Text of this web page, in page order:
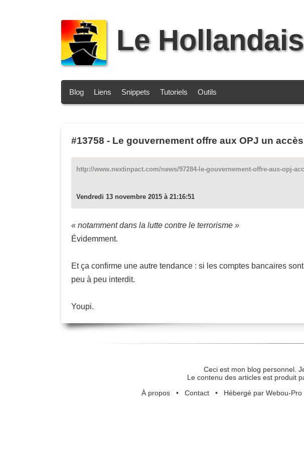
Le
Blog Liens Snippets Tutoriels Outils
#13758 - Le gouvernement offre aux OPJ un
http://www.nextinpact.com/news/97284-le-gouvernement-offre-aux-opj-
Vendredi 13 novembre 2015 à 21:16:51
« notamment dans la lutte contre le terrorisme »
Évidemment.
Et ça confirme une autre tendance : si les comptes bancaires
peu à peu interdit.
Youpi.
Ceci est mon blog personnel.
Le contenu des articles est produit
À propos• Contact• Hébergé par Webou-Pro